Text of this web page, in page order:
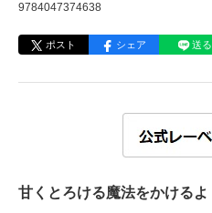
9784047374638
ポスト シェア 送る
甘くとろける魔法をかけるよ